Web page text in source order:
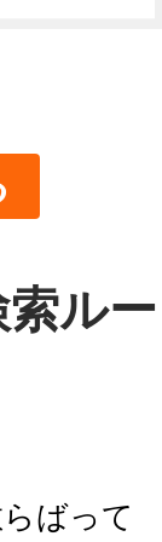
ルー
ばって